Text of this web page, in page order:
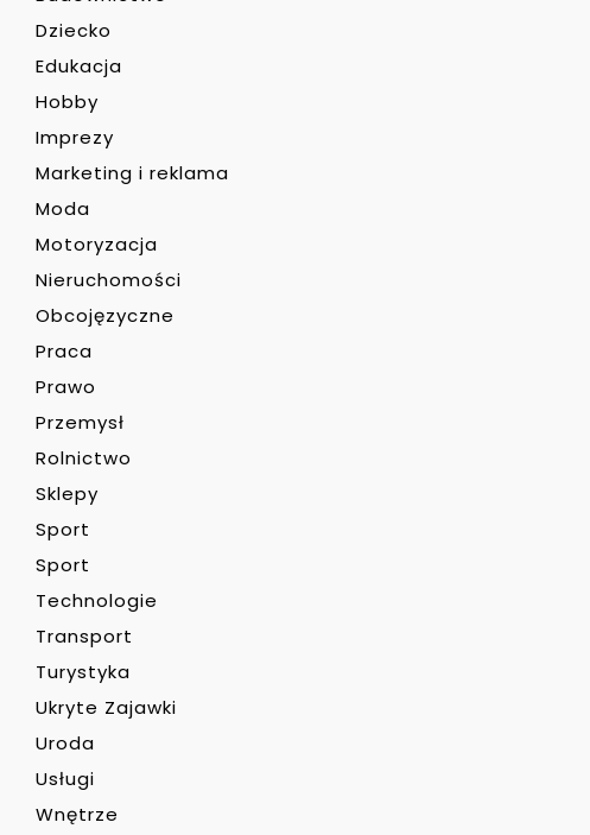
Dziecko
Edukacja
Hobby
Imprezy
Marketing i reklama
Moda
Motoryzacja
Nieruchomości
Obcojęzyczne
Praca
Prawo
Przemysł
Rolnictwo
Sklepy
Sport
Sport
Technologie
Transport
Turystyka
Ukryte Zajawki
Uroda
Usługi
Wnętrze